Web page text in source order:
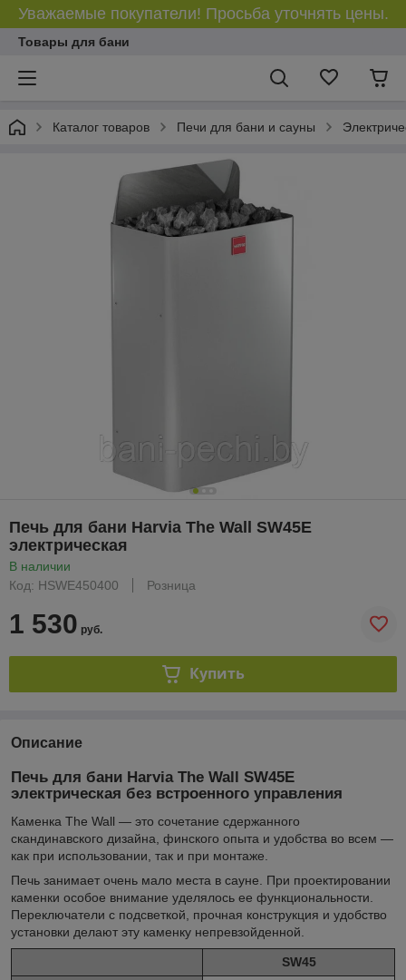
Уважаемые покупатели! Просьба уточнять цены.
Товары для бани
Каталог товаров Печи для бани и сауны
Печь для бани Harvia The Wall SW45E
электрическая
В наличии
Код: HSWE450400
Розница
1 530 руб.
Купить
Описание
Печь для бани Harvia The Wall SW45E
электрическая без встроенного управления
Каменка The Wall — это сочетание сдержанного
скандинавского дизайна, финского опыта и удобства во всем —
как при использовании, так и при монтаже.
Печь занимает очень мало места в сауне. При проектировании
каменки особое внимание уделялось ее функциональности.
Переключатели с подсветкой, прочная конструкция и удобство
установки делают эту каменку непревзойденной.
SW45